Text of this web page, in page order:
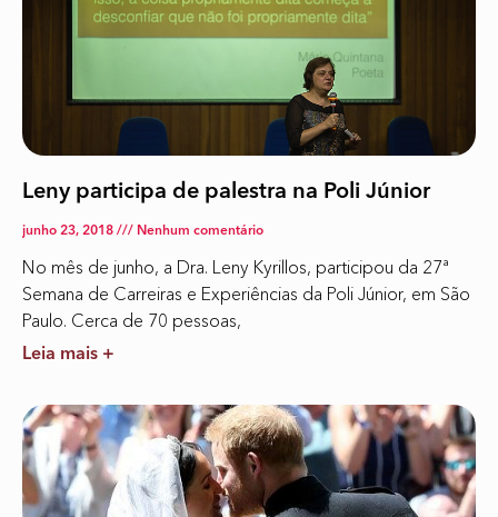
Leny participa de palestra na Poli Júnior
junho 23, 2018 Nenhum comentário
No mês de junho, a Dra. Leny Kyrillos, participou da 27ª
Semana de Carreiras e Experiências da Poli Júnior, em São
Paulo. Cerca de 70 pessoas,
Leia mais +